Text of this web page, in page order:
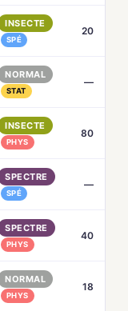
INSECTE
SPÉ
20
NORMAL
STAT
—
INSECTE
PHYS
80
SPECTRE
SPÉ
—
SPECTRE
PHYS
40
NORMAL
PHYS
18